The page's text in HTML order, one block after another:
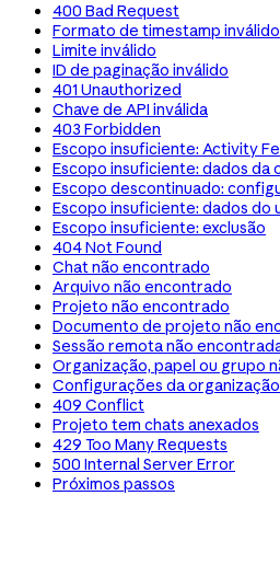
400 Bad Request
Formato de timestamp inválido
Limite inválido
ID de paginação inválido
401 Unauthorized
Chave de API inválida
403 Forbidden
Escopo insuficiente: Activity
Escopo insuficiente: dados da
Escopo descontinuado:
Escopo insuficiente: dados do
Escopo insuficiente: exclusão
404 Not Found
Chat não encontrado
Arquivo não encontrado
Projeto não encontrado
Documento de projeto não
Sessão remota não
Organização, papel ou grupo
Configurações da
409 Conflict
Projeto tem chats anexados
429 Too Many Requests
500 Internal Server Error
Próximos passos